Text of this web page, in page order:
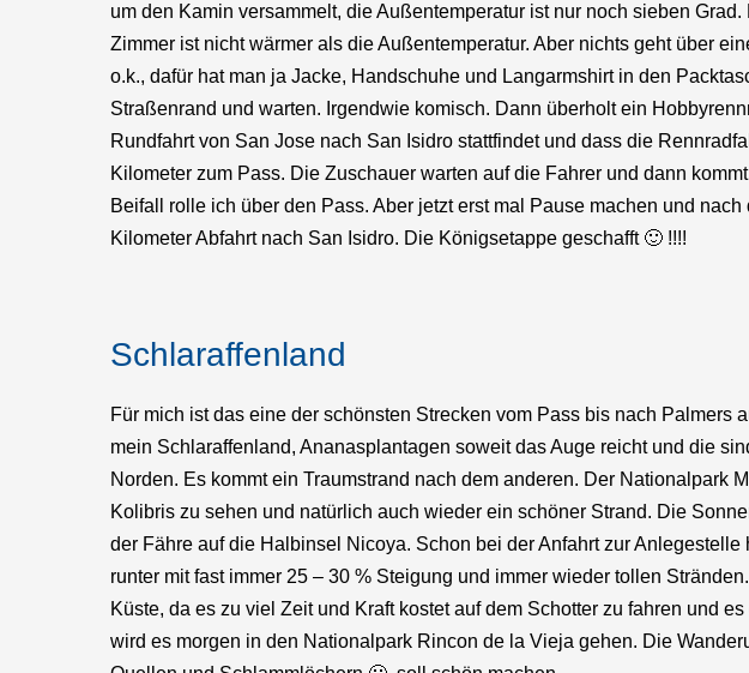
um den Kamin versammelt, die Außentemperatur ist nur noch sieben
Zimmer ist nicht wärmer als die Außentemperatur. Aber nichts geht über
o.k., dafür hat man ja Jacke, Handschuhe und Langarmshirt in den
Straßenrand und warten. Irgendwie komisch. Dann überholt ein
Rundfahrt von San Jose nach San Isidro stattfindet und dass die
Kilometer zum Pass. Die Zuschauer warten auf die Fahrer und dann
Beifall rolle ich über den Pass. Aber jetzt erst mal Pause machen und
Kilometer Abfahrt nach San Isidro. Die Königsetappe geschafft 🙂 !!!!
Schlaraffenland
Für mich ist das eine der schönsten Strecken vom Pass bis nach
mein Schlaraffenland, Ananasplantagen soweit das Auge reicht und die
Norden. Es kommt ein Traumstrand nach dem anderen. Der Nationalpark
Kolibris zu sehen und natürlich auch wieder ein schöner Strand. Die
der Fähre auf die Halbinsel Nicoya. Schon bei der Anfahrt zur
runter mit fast immer 25 – 30 % Steigung und immer wieder tollen
Küste, da es zu viel Zeit und Kraft kostet auf dem Schotter zu fahren und
wird es morgen in den Nationalpark Rincon de la Vieja gehen. Die